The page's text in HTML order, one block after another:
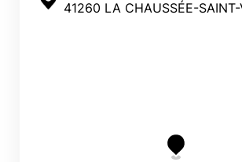
41260 LA CHAUSSÉE-SAINT-